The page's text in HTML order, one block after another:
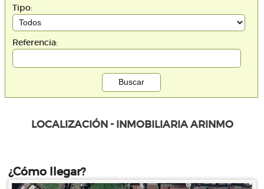
Tipo:
Referencia:
LOCALIZACIÓN - INMOBILIARIA ARINMO
¿Cómo llegar?